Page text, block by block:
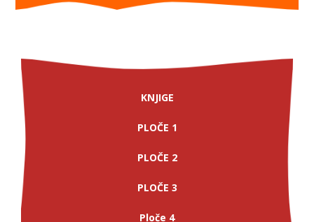
KNJIGE
PLOČE 1
PLOČE 2
PLOČE 3
Ploče 4